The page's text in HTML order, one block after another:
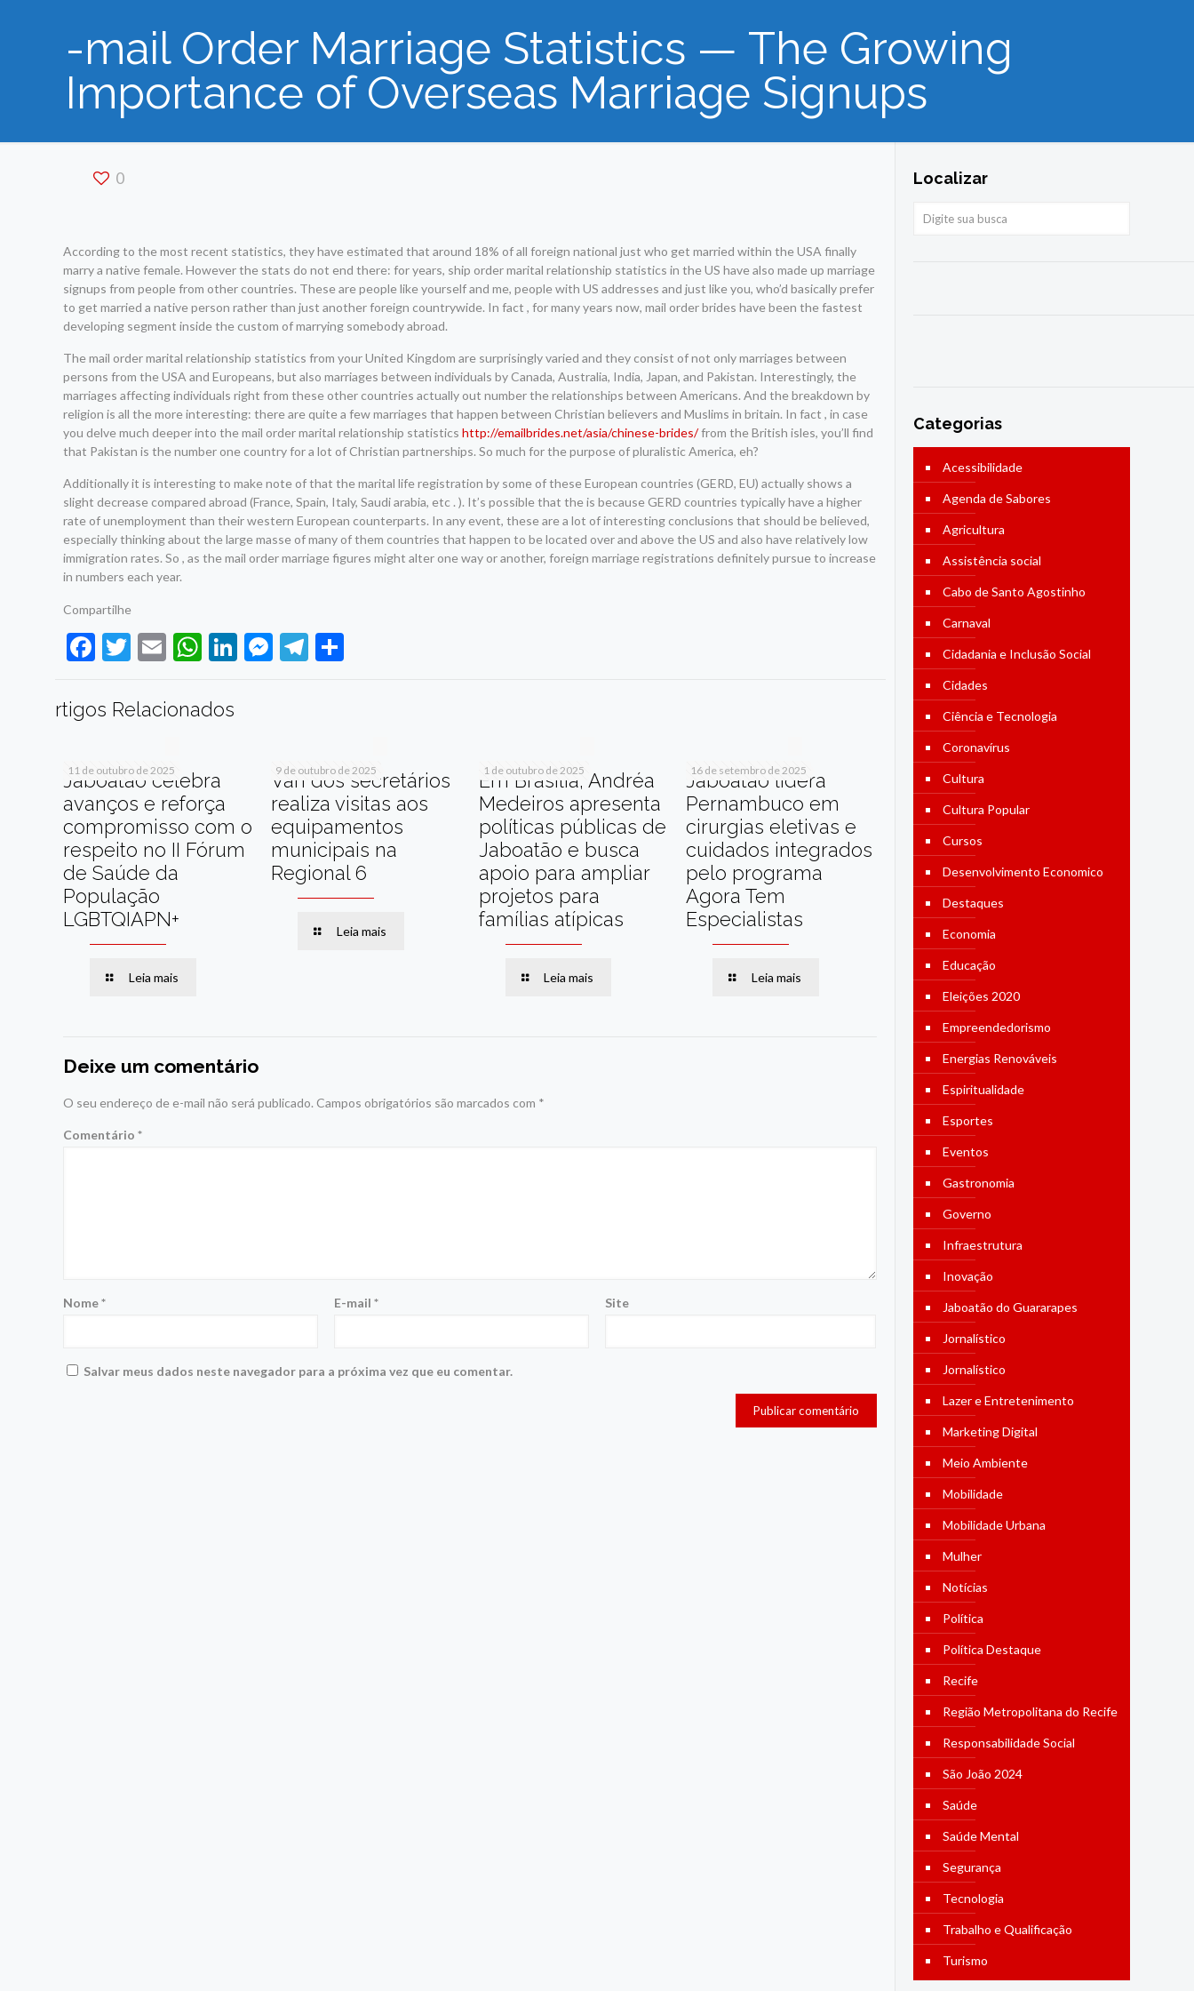
-mail Order Marriage Statistics — The Growing
Importance of Overseas Marriage Signups
0
According to the most recent statistics, they have estimated that around 18% of all foreign national just who get married within the USA finally
marry a native female. However the stats do not end there: for years, ship order marital relationship statistics in the US have also made up marriage
signups from people from other countries. These are people like yourself and me, people with US addresses and just like you, who’d basically prefer
to get married a native person rather than just another foreign countrywide. In fact , for many years now, mail order brides have been the fastest
developing segment inside the custom of marrying somebody abroad.
The mail order marital relationship statistics from your United Kingdom are surprisingly varied and they consist of not only marriages between
persons from the USA and Europeans, but also marriages between individuals by Canada, Australia, India, Japan, and Pakistan. Interestingly, the
marriages affecting individuals right from these other countries actually out number the relationships between Americans. And the breakdown by
religion is all the more interesting: there are quite a few marriages that happen between Christian believers and Muslims in britain. In fact , in case
you delve much deeper into the mail order marital relationship statisticshttp://emailbrides.net/asia/chinese-brides/from the British isles, you’ll find
that Pakistan is the number one country for a lot of Christian partnerships. So much for the purpose of pluralistic America, eh?
Additionally it is interesting to make note of that the marital life registration by some of these European countries (GERD, EU) actually shows a
slight decrease compared abroad (France, Spain, Italy, Saudi arabia, etc . ). It’s possible that the is because GERD countries typically have a higher
rate of unemployment than their western European counterparts. In any event, these are a lot of interesting conclusions that should be believed,
especially thinking about the large masse of many of them countries that happen to be located over and above the US and also have relatively low
immigration rates. So , as the mail order marriage figures might alter one way or another, foreign marriage registrations definitely pursue to increase
in numbers each year.
Compartilhe
Facebook
Twitter
EmailWhatsApp
LinkedIn
Messenger
Telegram
rtigos Relacionados
11 de outubro de 2025
Jaboatão celebra
avanços e reforça
compromisso com o
respeito no II Fórum
de Saúde da
População
LGBTQIAPN+
Leia mais
9 de outubro de 2025
Van dos secretários
realiza visitas aos
equipamentos
municipais na
Regional 6
Leia mais
1 de outubro de 2025
Em Brasília, Andréa
Medeiros apresenta
políticas públicas de
Jaboatão e busca
apoio para ampliar
projetos para
famílias atípicas
Leia mais
16 de setembro de 2025
Jaboatão lidera
Pernambuco em
cirurgias eletivas e
cuidados integrados
pelo programa
Agora Tem
Especialistas
Leia mais
Deixe um comentário
O seu endereço de e-mail não será publicado. Campos obrigatórios são marcados com *
Comentário*
Nome* E-mail* Site
Salvar meus dados neste navegador para a próxima vez que eu comentar.
Localizar
Categorias
Acessibilidade
Agenda de Sabores
Agricultura
Assistência social
Cabo de Santo Agostinho
Carnaval
Cidadania e Inclusão Social
Cidades
Ciência e Tecnologia
Coronavírus
Cultura
Cultura Popular
Cursos
Desenvolvimento Economico
Destaques
Economia
Educação
Eleições 2020
Empreendedorismo
Energias Renováveis
Espiritualidade
Esportes
Eventos
Gastronomia
Governo
Infraestrutura
Inovação
Jaboatão do Guararapes
Jornalístico
Jornalístico
Lazer e Entretenimento
Marketing Digital
Meio Ambiente
Mobilidade
Mobilidade Urbana
Mulher
Notícias
Política
Política Destaque
Recife
Região Metropolitana do Recife
Responsabilidade Social
São João 2024
Saúde
Saúde Mental
Segurança
Tecnologia
Trabalho e Qualificação
Turismo